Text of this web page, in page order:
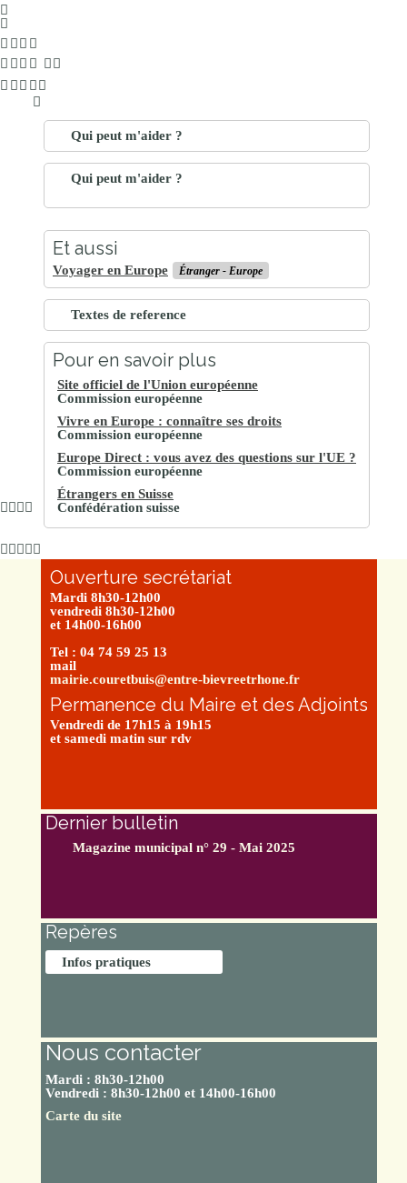
Qui peut m'aider ?
Qui peut m'aider ?
Et aussi
Voyager en Europe Étranger - Europe
Textes de reference
Pour en savoir plus
Site officiel de l'Union européenne
Commission européenne
Vivre en Europe : connaître ses droits
Commission européenne
Europe Direct : vous avez des questions sur l'UE ?
Commission européenne
Étrangers en Suisse
Confédération suisse
Ouverture secrétariat
Mardi 8h30-12h00
vendredi 8h30-12h00
et 14h00-16h00
Tel : 04 74 59 25 13
mail
mairie.couretbuis@entre-bievreetrhone.fr
Permanence du Maire et des Adjoints
Vendredi de 17h15 à 19h15
et samedi matin sur rdv
Dernier bulletin
Magazine municipal n° 29 - Mai 2025
Repères
Infos pratiques
Nous contacter
Mardi : 8h30-12h00
Vendredi : 8h30-12h00 et 14h00-16h00
Carte du site